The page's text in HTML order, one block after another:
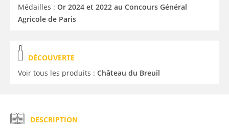
Médailles : Or 2024 et 2022 au Concours Général
Agricole de Paris
DÉCOUVERTE
Voir tous les produits : Château du Breuil
DESCRIPTION